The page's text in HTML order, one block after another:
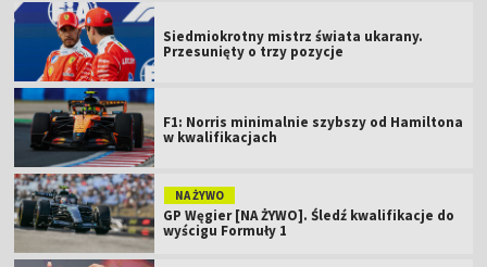
Siedmiokrotny mistrz świata ukarany.
Przesunięty o trzy pozycje
F1: Norris minimalnie szybszy od Hamiltona
w kwalifikacjach
NA ŻYWO
GP Węgier [NA ŻYWO]. Śledź kwalifikacje do
wyścigu Formuły 1